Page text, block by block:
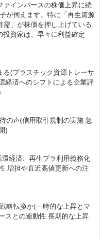
ァインバースの株価上昇に続
が伺えます。特に「再生資源
」が株価を押し上げている
投資家は、早々に利益確定
る(プラスチック資源トレーサ
経済へのシフトによる企業評
の声(信用取引規制の実施 急
)
経済、再生プラ利用義務化
増担や直近高値更新への注
略転換か(一時的な上昇とマ
スとの連動性 長期的な上昇